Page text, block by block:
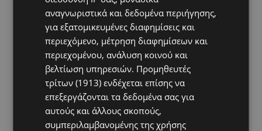
αναγνωριστικά και δεδομένα περιήγησης,
για εξατομικευμένες διαφημίσεις και
περιεχόμενο, μέτρηση διαφημίσεων και
περιεχομένου, ανάλυση κοινού και
βελτίωση υπηρεσιών. Προμηθευτές
τρίτων (1913) ενδέχεται επίσης να
επεξεργάζονται τα δεδομένα σας για
αυτούς και άλλους σκοπούς,
συμπεριλαμβανομένης της χρήσης